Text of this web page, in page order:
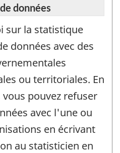
données
sur la statistique
données avec des
ou territoriales. En
pouvez refuser
avec l'une ou
en écrivant
au statisticien en